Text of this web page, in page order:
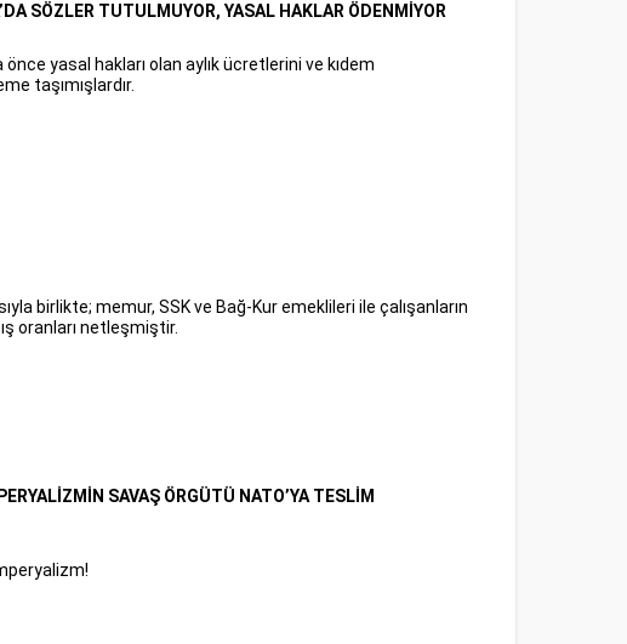
SÖZLER TUTULMUYOR, YASAL HAKLAR ÖDENMİYOR
yasal hakları olan aylık ücretlerini ve kıdem
taşımışlardır.
birlikte; memur, SSK ve Bağ-Kur emeklileri ile çalışanların
oranları netleşmiştir.
SAVAŞ ÖRGÜTÜ NATO’YA TESLİM